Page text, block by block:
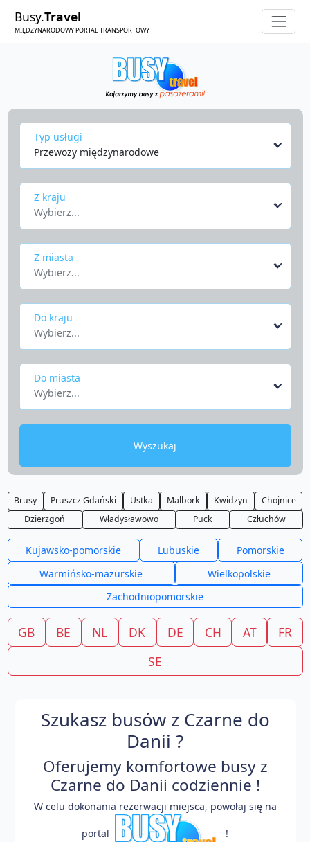
Busy.Travel
MIĘDZYNARODOWY PORTAL TRANSPORTOWY
Typ usługi
Przewozy międzynarodowe
Z kraju
Wybierz...
Z miasta
Wybierz...
Do kraju
Wybierz...
Do miasta
Wybierz...
Wyszukaj
Brusy Pruszcz Gdański Ustka Malbork Kwidzyn
Chojnice
Dzierzgoń
Władysławowo Puck Człuchów
Kujawsko-pomorskie Lubuskie
Pomorskie
Warmińsko-mazurskie
Wielkopolskie
Zachodniopomorskie
GB BE NL DK DE CH AT
FR
SE
Szukasz busów z Czarne do
Danii ?
Oferujemy komfortowe busy z
Czarne do Danii codziennie !
W celu dokonania rezerwacji miejsca, powołaj się na
portal !